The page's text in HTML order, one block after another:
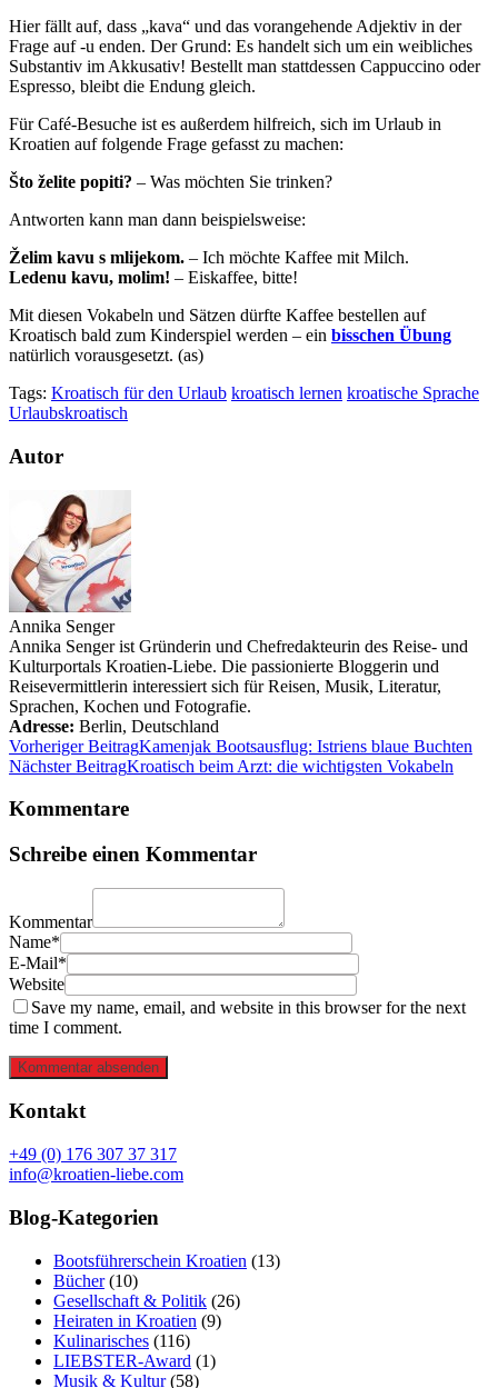
Hier fällt auf, dass „kava“ und das vorangehende Adjektiv in der
Frage auf -u enden. Der Grund: Es handelt sich um ein weibliches
Substantiv im Akkusativ! Bestellt man stattdessen Cappuccino oder
Espresso, bleibt die Endung gleich.
Für Café-Besuche ist es außerdem hilfreich, sich im Urlaub in
Kroatien auf folgende Frage gefasst zu machen:
Što želite popiti? – Was möchten Sie trinken?
Antworten kann man dann beispielsweise:
Želim kavu s mlijekom. – Ich möchte Kaffee mit Milch.
Ledenu kavu, molim! – Eiskaffee, bitte!
Mit diesen Vokabeln und Sätzen dürfte Kaffee bestellen auf
Kroatisch bald zum Kinderspiel werden – ein bisschen Übung
natürlich vorausgesetzt. (as)
Tags: Kroatisch für den Urlaub kroatisch lernen kroatische Sprache
Urlaubskroatisch
Autor
Annika Senger
Annika Senger ist Gründerin und Chefredakteurin des Reise- und
Kulturportals Kroatien-Liebe. Die passionierte Bloggerin und
Reisevermittlerin interessiert sich für Reisen, Musik, Literatur,
Sprachen, Kochen und Fotografie.
Adresse: Berlin, Deutschland
Vorheriger BeitragKamenjak Bootsausflug: Istriens blaue Buchten
Nächster BeitragKroatisch beim Arzt: die wichtigsten Vokabeln
Kommentare
Schreibe einen Kommentar
Kommentar
Name*
E-Mail*
Website
Save my name, email, and website in this browser for the next
time I comment.
Kommentar absenden
Kontakt
+49 (0) 176 307 37 317
info@kroatien-liebe.com
Blog-Kategorien
Bootsführerschein Kroatien (13)
Bücher(10)
Gesellschaft & Politik (26)
Heiraten in Kroatien (9)
Kulinarisches (116)
LIEBSTER-Award (1)
Musik & Kultur(58)